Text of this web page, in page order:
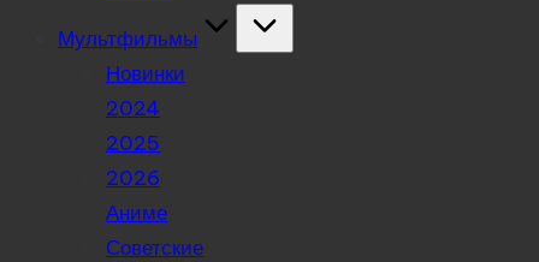
Мультфильмы
Новинки
2024
2025
2026
Аниме
Советские